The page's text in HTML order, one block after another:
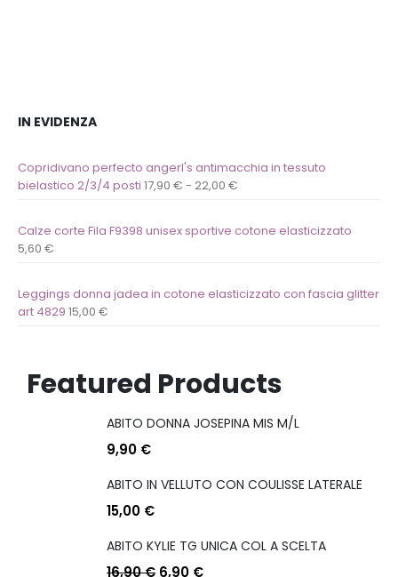
IN EVIDENZA
Copridivano perfecto angerl's antimacchia in tessuto
bielastico 2/3/4 posti 17,90 € - 22,00 €
Calze corte Fila F9398 unisex sportive cotone elasticizzato
5,60 €
Leggings donna jadea in cotone elasticizzato con fascia glitter
art 4829 15,00 €
Featured Products
ABITO DONNA JOSEPINA MIS M/L
9,90 €
ABITO IN VELLUTO CON COULISSE LATERALE
15,00 €
ABITO KYLIE TG UNICA COL A SCELTA
16,90€ 6,90 €